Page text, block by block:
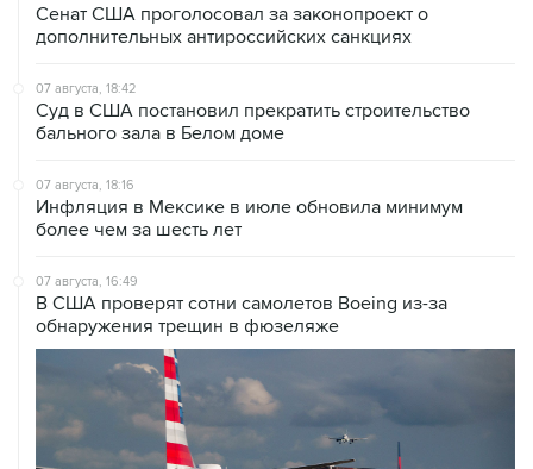
07 августа, 18:42
бального зала в Белом доме
07 августа, 18:16
более чем за шесть лет
07 августа, 16:49
обнаружения трещин в фюзеляже